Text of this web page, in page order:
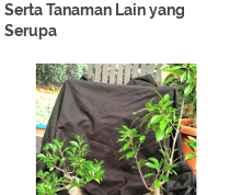
Serta Tanaman Lain yang
Serupa